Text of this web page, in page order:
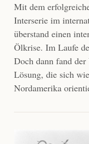
Mit dem
Interserie im
überstand einen
Ölkrise. Im Laufe
Doch dann fand
Lösung, die sich
Nordamerika